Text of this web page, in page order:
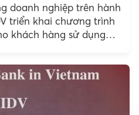
doanh nghiệp trên hành
triển khai chương trình
khách hàng sử dụng